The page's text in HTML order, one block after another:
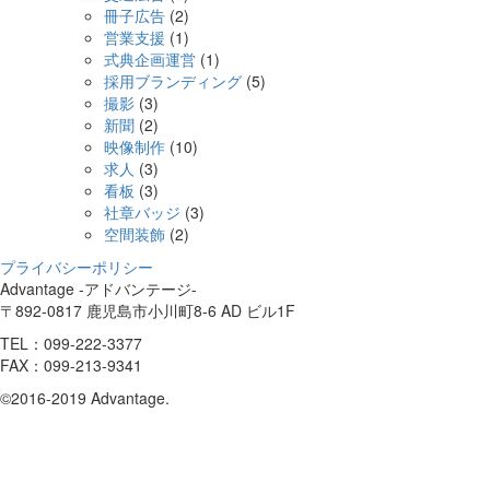
冊子広告 (2)
営業支援 (1)
式典企画運営 (1)
採用ブランディング (5)
撮影 (3)
新聞 (2)
映像制作 (10)
求人 (3)
看板 (3)
社章バッジ (3)
空間装飾 (2)
プライバシーポリシー
Advantage -アドバンテージ-
〒892-0817 鹿児島市小川町8-6 AD ビル1F
TEL：099-222-3377
FAX：099-213-9341
©2016-2019 Advantage.